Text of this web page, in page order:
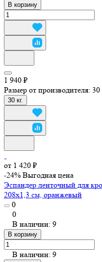
В корзину
1 940 ₽
Размер от производителя: 30
30 кг.
от 1 420 ₽
-24% Выгодная цена
Эспандер ленточный для
208х1,3 см, оранжевый
0
0
В наличии: 9
В корзину
В наличии: 9